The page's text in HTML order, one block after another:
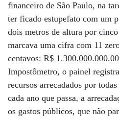
financeiro de São Paulo, na
ter ficado estupefato com um
dois metros de altura por
marcava uma cifra com 11
centavos: R$
Impostômetro, o painel
recursos arrecadados por
cada ano que passa, a
os gastos públicos, que não